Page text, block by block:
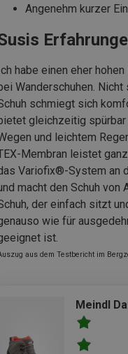
Angenehm kurzer
habe einen eher
Wanderschuhen.
schmiegt sich
gleichzeitig spürbar
und leichtem
Membran leistet
Variofix®-System an
macht den Schuh von
der einfach sitzt
wie für
ist.
aus dem Testbericht im
Meindl